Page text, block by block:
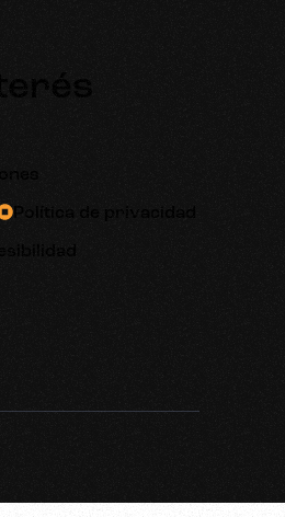
Política de privacidad